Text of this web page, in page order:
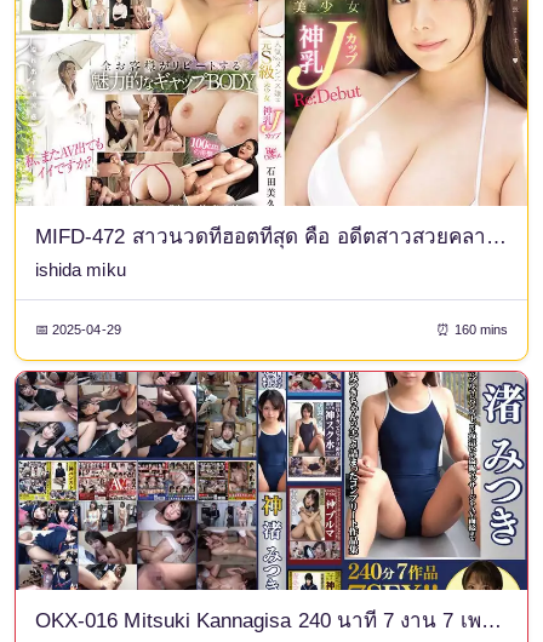
MIFD-472 สาวนวดที่ฮอตที่สุด คือ อดีตสาวสวยคลาส S ที่มีหน้าอกคัพ J สุดเซ็กซี่ Re:Debut อิชิดะ มิกุ
ishida miku
📅 2025-04-29 ⏰ 160 mins
OKX-016 Mitsuki Kannagisa 240 นาที 7 งาน 7 เพศ! - คอลเลกชั่นผลงานครบชุดนี้ประกอบด้วยทุกสิ่งตั้งแต่ชุดว่ายน้ำแข่งขัน ชุดว่ายน้ำไปโรงเรียน กางเกงขาสั้น ถุงน่อง และแม้แต่การข่มขืนในเวลากลางคืน การนวดผ่านกล้องแอบถ่าย และการสัมภาษณ์ AV กับ Mitsuki Nagisa สุดที่รักของเรา! - รวมฉากที่ถ่ายใหม่! -